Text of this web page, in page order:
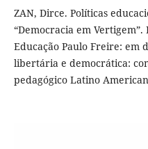
ZAN, Dirce. Políticas
“Democracia em Vertigem”.
Educação Paulo Freire: em
libertária e democrática:
pedagógico Latino